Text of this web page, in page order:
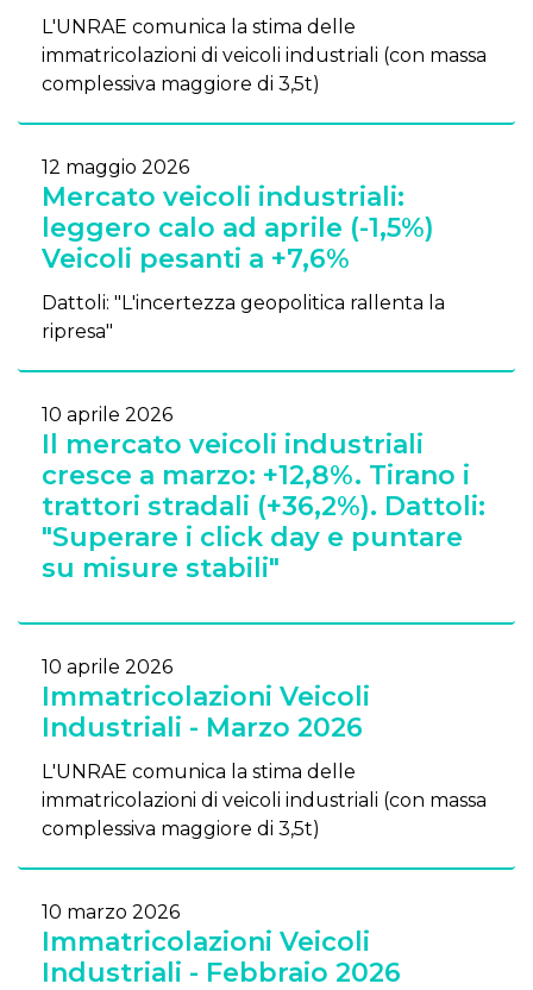
L'UNRAE comunica la stima delle
immatricolazioni di veicoli industriali (con massa
complessiva maggiore di 3,5t)
12 maggio 2026
Mercato veicoli industriali:
leggero calo ad aprile (-1,5%)
Veicoli pesanti a +7,6%
Dattoli: "L'incertezza geopolitica rallenta la
ripresa"
10 aprile 2026
Il mercato veicoli industriali
cresce a marzo: +12,8%. Tirano i
trattori stradali (+36,2%). Dattoli:
"Superare i click day e puntare
su misure stabili"
10 aprile 2026
Immatricolazioni Veicoli
Industriali - Marzo 2026
L'UNRAE comunica la stima delle
immatricolazioni di veicoli industriali (con massa
complessiva maggiore di 3,5t)
10 marzo 2026
Immatricolazioni Veicoli
Industriali - Febbraio 2026